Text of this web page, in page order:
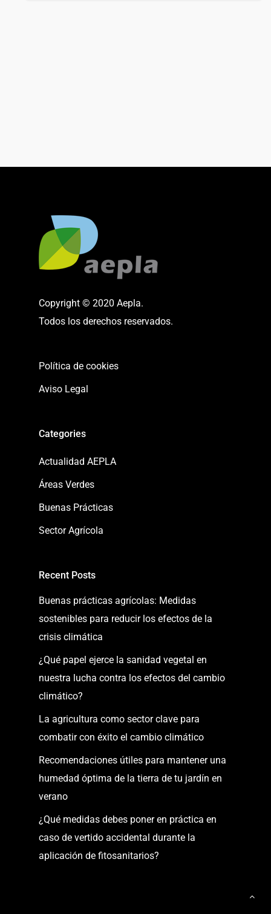
Copyright © 2020 Aepla.
Todos los derechos reservados.
Política de cookies
Aviso Legal
Categories
Actualidad AEPLA
Áreas Verdes
Buenas Prácticas
Sector Agrícola
Recent Posts
Buenas prácticas agrícolas: Medidas
sostenibles para reducir los efectos de la
crisis climática
¿Qué papel ejerce la sanidad vegetal en
nuestra lucha contra los efectos del cambio
climático?
La agricultura como sector clave para
combatir con éxito el cambio climático
Recomendaciones útiles para mantener una
humedad óptima de la tierra de tu jardín en
verano
¿Qué medidas debes poner en práctica en
caso de vertido accidental durante la
aplicación de fitosanitarios?